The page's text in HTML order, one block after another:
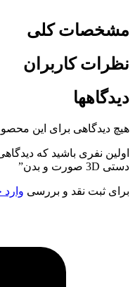
مشخصات کلی
نظرات کاربران
دیدگاهها
هیچ دیدگاهی برای این
اولین نفری باشید که
دستی 3D صورت و بدن”
برای ثبت نقد و بررسی